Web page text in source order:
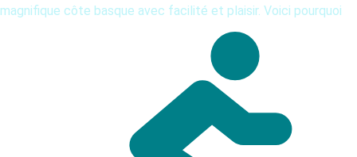
magnifique côte basque avec facilité et plaisir. Voici pourquoi